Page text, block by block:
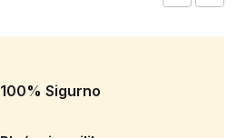
100% Sigurno